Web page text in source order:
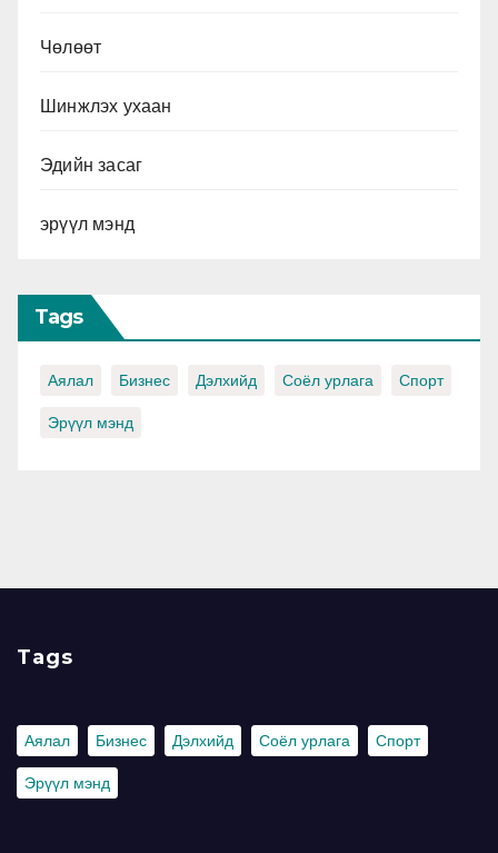
Чөлөөт
Шинжлэх ухаан
Эдийн засаг
эрүүл мэнд
Tags
Аялал Бизнес Дэлхийд Соёл урлага Спорт
Эрүүл мэнд
Tags
Аялал Бизнес Дэлхийд Соёл урлага Спорт
Эрүүл мэнд